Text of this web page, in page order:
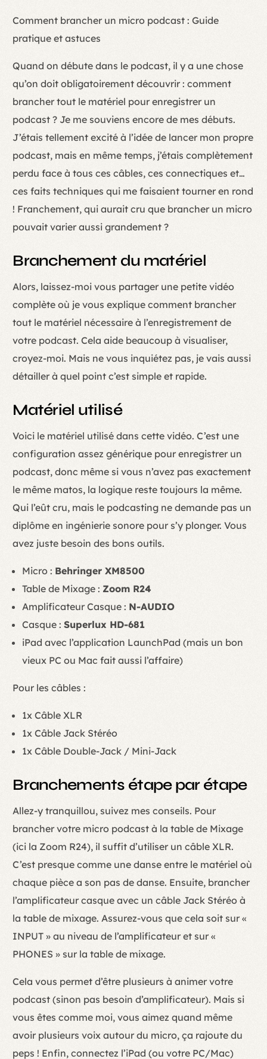
Comment brancher un micro podcast : Guide
pratique et astuces
Quand on débute dans le podcast, il y a une chose
qu’on doit obligatoirement découvrir : comment
brancher tout le matériel pour enregistrer un
podcast ? Je me souviens encore de mes débuts.
J’étais tellement excité à l’idée de lancer mon propre
podcast, mais en même temps, j’étais complètement
perdu face à tous ces câbles, ces connectiques et…
ces faits techniques qui me faisaient tourner en rond
! Franchement, qui aurait cru que brancher un micro
pouvait varier aussi grandement ?
Branchement du matériel
Alors, laissez-moi vous partager une petite vidéo
complète où je vous explique comment brancher
tout le matériel nécessaire à l’enregistrement de
votre podcast. Cela aide beaucoup à visualiser,
croyez-moi. Mais ne vous inquiétez pas, je vais aussi
détailler à quel point c’est simple et rapide.
Matériel utilisé
Voici le matériel utilisé dans cette vidéo. C’est une
configuration assez générique pour enregistrer un
podcast, donc même si vous n’avez pas exactement
le même matos, la logique reste toujours la même.
Qui l’eût cru, mais le podcasting ne demande pas un
diplôme en ingénierie sonore pour s’y plonger. Vous
avez juste besoin des bons outils.
Micro : Behringer XM8500
Table de Mixage : Zoom R24
Amplificateur Casque : N-AUDIO
Casque :Superlux HD-681
iPad avec l’application LaunchPad (mais un bon
vieux PC ou Mac fait aussi l’affaire)
Pour les câbles :
1x Câble XLR
1x Câble Jack Stéréo
1x Câble Double-Jack / Mini-Jack
Branchements étape par étape
Allez-y tranquillou, suivez mes conseils. Pour
brancher votre micro podcast à la table de Mixage
(ici la Zoom R24), il suffit d’utiliser un câble XLR.
C’est presque comme une danse entre le matériel où
chaque pièce a son pas de danse. Ensuite, brancher
l’amplificateur casque avec un câble Jack Stéréo à
la table de mixage. Assurez-vous que cela soit sur «
INPUT » au niveau de l’amplificateur et sur «
PHONES » sur la table de mixage.
Cela vous permet d’être plusieurs à animer votre
podcast (sinon pas besoin d’amplificateur). Mais si
vous êtes comme moi, vous aimez quand même
avoir plusieurs voix autour du micro, ça rajoute du
peps ! Enfin, connectez l’iPad (ou votre PC/Mac)